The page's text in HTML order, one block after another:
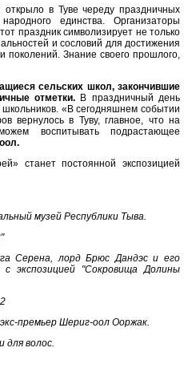
открыло в Туве череду праздничных
единства. Организаторы
праздник символизирует не только
и сословий для достижения
поколений. Знание своего прошлого,
сельских школ, закончившие
отметки.В праздничный день
«В сегодняшнем событии
вернулось в Туву, главное, что на
воспитывать подрастающее
станет постоянной экспозицией
музей Республики Тыва.
Серена, лорд Брюс Дандэс и его
экспозицией "Сокровища Долины
премьер Шериг-оол Ооржак.
для волос.